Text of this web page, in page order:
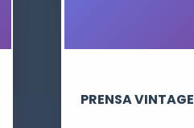
PRENSA VINTAGE